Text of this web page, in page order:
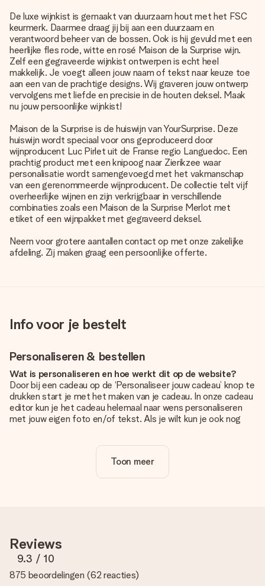
De luxe wijnkist is gemaakt van duurzaam hout met het FSC
keurmerk. Daarmee draag jij bij aan een duurzaam en
verantwoord beheer van de bossen. Ook is hij gevuld met een
heerlijke fles rode, witte en rosé Maison de la Surprise wijn.
Zelf een gegraveerde wijnkist ontwerpen is echt heel
makkelijk. Je voegt alleen jouw naam of tekst naar keuze toe
aan een van de prachtige designs. Wij graveren jouw ontwerp
vervolgens met liefde en precisie in de houten deksel. Maak
nu jouw persoonlijke wijnkist!
Maison de la Surprise is de huiswijn van YourSurprise. Deze
huiswijn wordt speciaal voor ons geproduceerd door
wijnproducent Luc Pirlet uit de Franse regio Languedoc. Een
prachtig product met een knipoog naar Zierikzee waar
personalisatie wordt samengevoegd met het vakmanschap
van een gerenommeerde wijnproducent. De collectie telt vijf
overheerlijke wijnen en zijn verkrijgbaar in verschillende
combinaties zoals een Maison de la Surprise Merlot met
etiket of een wijnpakket met gegraveerd deksel.
Neem voor grotere aantallen contact op met onze zakelijke
afdeling. Zij maken graag een persoonlijke offerte.
Info voor je bestelt
Personaliseren & bestellen
Wat is personaliseren en hoe werkt dit op de website?
Door bij een cadeau op de ‘Personaliseer jouw cadeau’ knop te
drukken start je met het maken van je cadeau. In onze cadeau
editor kun je het cadeau helemaal naar wens personaliseren
met jouw eigen foto en/of tekst. Als je wilt kun je ook nog
Is personalisatie in de prijs inbegrepen?
De prijs die op de website wordt getoond is inclusief de
te gebruiken. Als je niet zeker bent over de kwaliteit van je
foto, neem dan contact op met onze klantenservice en stuur
je foto mee met het cadeau dat je wilt bestellen. Zij kunnen
de kwaliteit dan voor je controleren!
Toon meer
Reviews
9.3 / 10
875 beoordelingen (62 reacties)